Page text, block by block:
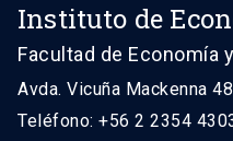
Instituto de
Facultad de Economía
Avda. Vicuña Mackenna
Teléfono: +56 2 2354